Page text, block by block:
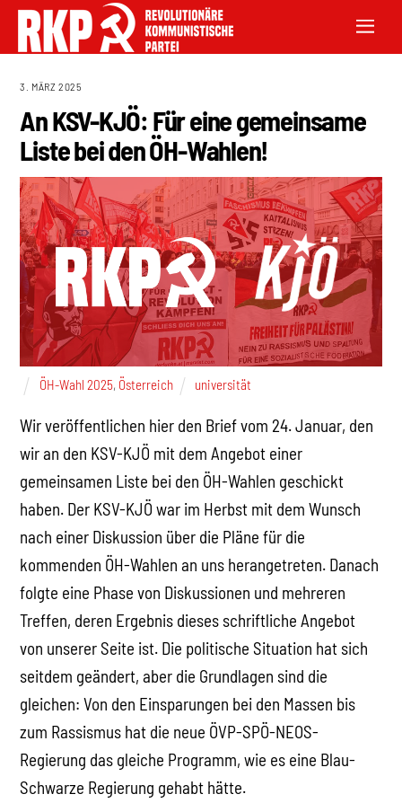
3. MÄRZ 2025
An KSV-KJÖ: Für eine gemeinsame
Liste bei den ÖH-Wahlen!
ÖH-Wahl 2025, Österreich universität
Wir veröffentlichen hier den Brief vom 24. Januar, den
wir an den KSV-KJÖ mit dem Angebot einer
gemeinsamen Liste bei den ÖH-Wahlen geschickt
haben. Der KSV-KJÖ war im Herbst mit dem Wunsch
nach einer Diskussion über die Pläne für die
kommenden ÖH-Wahlen an uns herangetreten. Danach
folgte eine Phase von Diskussionen und mehreren
Treffen, deren Ergebnis dieses schriftliche Angebot
von unserer Seite ist. Die politische Situation hat sich
seitdem geändert, aber die Grundlagen sind die
gleichen: Von den Einsparungen bei den Massen bis
zum Rassismus hat die neue ÖVP-SPÖ-NEOS-
Regierung das gleiche Programm, wie es eine Blau-
Schwarze Regierung gehabt hätte.